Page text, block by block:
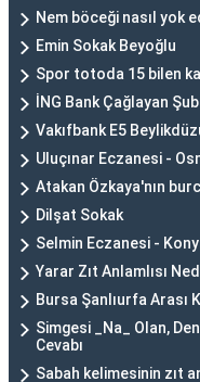
Nem böceği nasıl yok
Emin Sokak Beyoğlu
Spor totoda 15 bilen
İNG Bank Çağlayan
Vakıfbank E5
Uluçınar Eczanesi -
Atakan Özkaya'nın
Dilşat Sokak
Selmin Eczanesi -
Yarar Zıt Anlamlısı
Bursa Şanlıurfa Arası
Simgesi _Na_ Olan,
Cevabı
Sabah kelimesinin zıt